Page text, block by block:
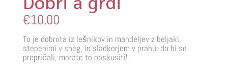
€10,00
To je dobrota iz lešnikov in mandeljev z beljaki,
stepenimi v sneg, in sladkorjem v prahu: da bi se
prepričali, morate to poskusiti!